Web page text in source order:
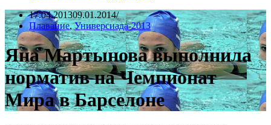
17.04.201309.01.2014
Плавание,Универсиада-2013
Яна Мартынова выполнила
норматив на Чемпионат
Мира в Барселоне